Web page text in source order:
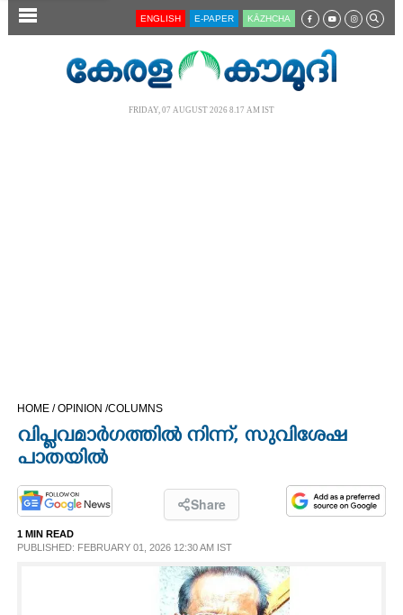
SECTIONS ENGLISH E-PAPER KĀZHCHA
FRIDAY, 07 AUGUST 2026 8.17 AM IST
HOME /OPINION /COLUMNS
വിപ്ലവമാർഗത്തിൽ നിന്ന്, സുവിശേഷ
പാതയിൽ
Share
1 MIN READ
PUBLISHED: FEBRUARY 01, 2026 12:30 AM IST